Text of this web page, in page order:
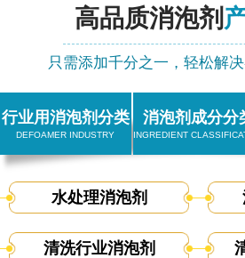
高品质消泡剂
只需添加千分之一，轻松解
行业用消泡剂分类
DEFOAMER INDUSTRY
水处理消泡剂
清洗行业消泡剂
消泡剂成分分
INGREDIENT